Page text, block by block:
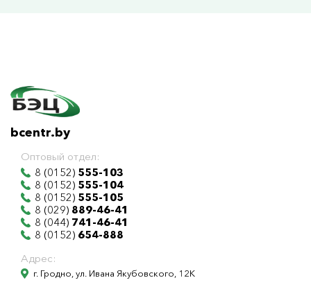
bcentr.by
Оптовый отдел:
8 (0152) 555-103
8 (0152) 555-104
8 (0152) 555-105
8 (029) 889-46-41
8 (044) 741-46-41
8 (0152) 654-888
Адрес:
г. Гродно, ул. Ивана Якубовского, 12К